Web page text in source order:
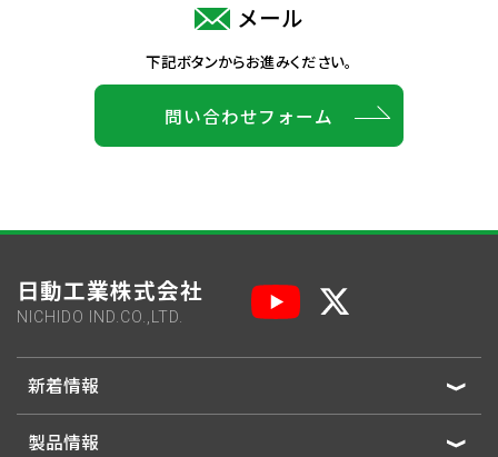
メール
下記ボタンからお進みください。
問い合わせフォーム
日動工業株式会社
NICHIDO IND.CO.,LTD.
新着情報
製品情報